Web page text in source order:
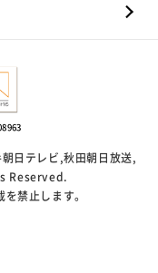
日テレビ,秋田朝日放送,
Reserved.
禁止します。